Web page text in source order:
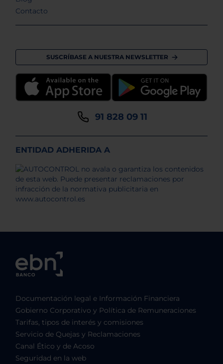
Contacto
SUSCRÍBASE A NUESTRA NEWSLETTER
91 828 09 11
ENTIDAD ADHERIDA A
Documentación legal e Información Financiera
Gobierno Corporativo y Política de Remuneraciones
Tarifas, tipos de interés y comisiones
Servicio de Quejas y Reclamaciones
Canal Ético y de Acoso
Seguridad en la web